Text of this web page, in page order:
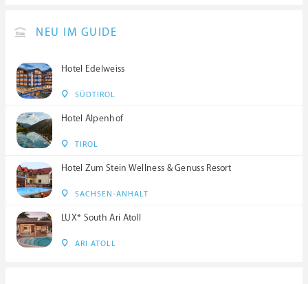
NEU IM GUIDE
Hotel Edelweiss
SÜDTIROL
Hotel Alpenhof
TIROL
Hotel Zum Stein Wellness & Genuss Resort
SACHSEN-ANHALT
LUX* South Ari Atoll
ARI ATOLL